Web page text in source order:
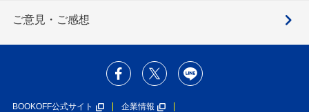
ご意見・ご感想
BOOKOFF公式サイト 企業情報